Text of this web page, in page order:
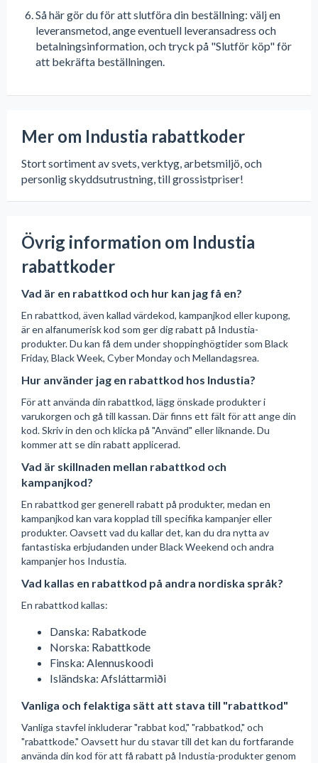
Så här gör du för att slutföra din beställning: välj en
leveransmetod, ange eventuell leveransadress och
betalningsinformation, och tryck på "Slutför köp" för
att bekräfta beställningen.
Mer om Industia rabattkoder
Stort sortiment av svets, verktyg, arbetsmiljö, och
personlig skyddsutrustning, till grossistpriser!
Övrig information om Industia
rabattkoder
Vad är en rabattkod och hur kan jag få en?
En rabattkod, även kallad värdekod, kampanjkod eller kupong,
är en alfanumerisk kod som ger dig rabatt på Industia-
produkter. Du kan få dem under shoppinghögtider som Black
Friday, Black Week, Cyber Monday och Mellandagsrea.
Hur använder jag en rabattkod hos Industia?
För att använda din rabattkod, lägg önskade produkter i
varukorgen och gå till kassan. Där finns ett fält för att ange din
kod. Skriv in den och klicka på "Använd" eller liknande. Du
kommer att se din rabatt applicerad.
Vad är skillnaden mellan rabattkod och
kampanjkod?
En rabattkod ger generell rabatt på produkter, medan en
kampanjkod kan vara kopplad till specifika kampanjer eller
produkter. Oavsett vad du kallar det, kan du dra nytta av
fantastiska erbjudanden under Black Weekend och andra
kampanjer hos Industia.
Vad kallas en rabattkod på andra nordiska språk?
En rabattkod kallas:
Danska: Rabatkode
Norska: Rabattkode
Finska: Alennuskoodi
Isländska: Afsláttarmiði
Vanliga och felaktiga sätt att stava till "rabattkod"
Vanliga stavfel inkluderar "rabbat kod," "rabbatkod," och
"rabattkode." Oavsett hur du stavar till det kan du fortfarande
använda din kod för att få rabatt på Industia-produkter genom